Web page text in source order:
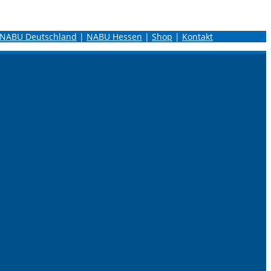
NABU Deutschland | NABU Hessen | Shop | Kontakt